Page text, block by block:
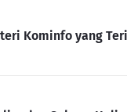
Kominfo yang